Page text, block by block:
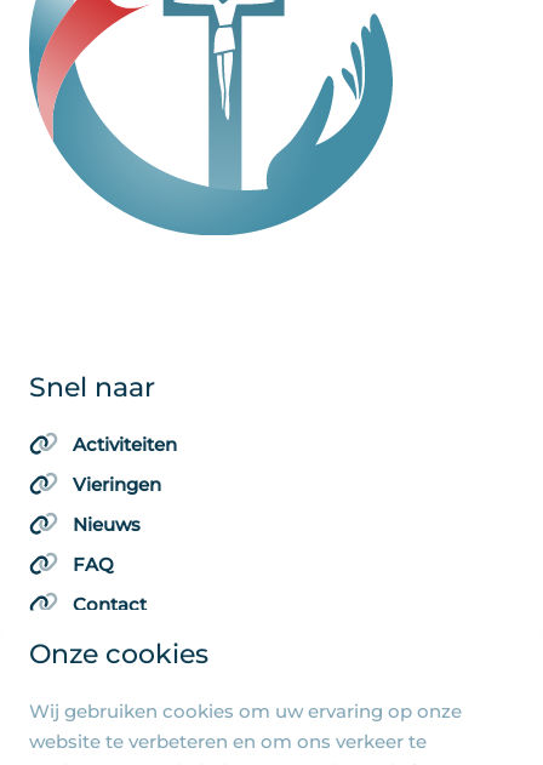
Onze cookies
Wij gebruiken cookies om uw ervaring op onze
website te verbeteren en om ons verkeer te
Snel naar
Activiteiten
Vieringen
Nieuws
FAQ
Contact
Algemene pagina's